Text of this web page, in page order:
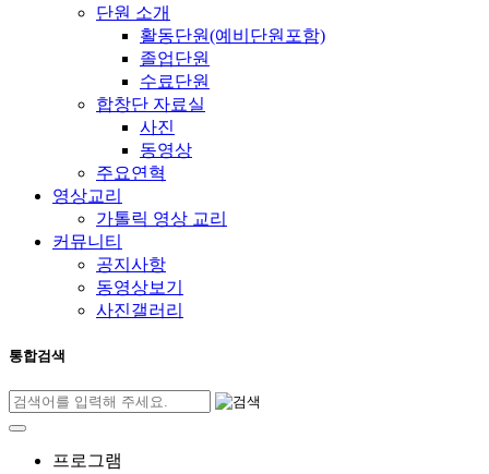
단원 소개
활동단원(예비단원포함)
졸업단원
수료단원
합창단 자료실
사진
동영상
주요연혁
영상교리
가톨릭 영상 교리
커뮤니티
공지사항
동영상보기
사진갤러리
통합검색
프로그램